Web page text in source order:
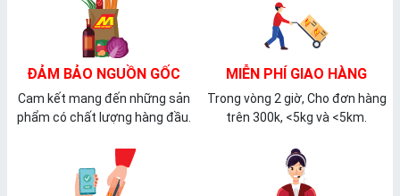
ĐẢM BẢO NGUỒN GỐC
Cam kết mang đến những sản
phẩm có chất lượng hàng đầu.
MIỄN PHÍ GIAO HÀNG
Trong vòng 2 giờ, Cho đơn hàng
trên 300k, <5kg và <5km.